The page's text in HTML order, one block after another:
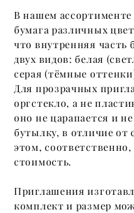
В нашем ассортименте
бумага различных
что внутренняя часть
двух видов: белая
серая (тёмные
Для прозрачных
оргстекло, а не
оно не царапается и
бутылку, в отличие от
этом,
стоимость.
Приглашения
комплект и размер